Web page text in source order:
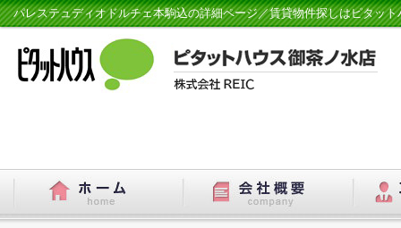
パレステュディオドルチェ本駒込の詳細ページ／賃貸物件探しはピタッ